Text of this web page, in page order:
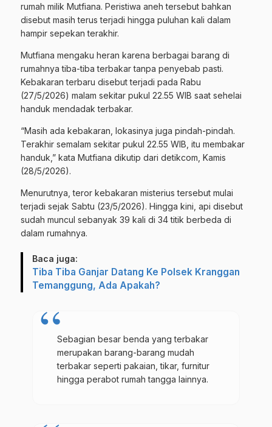
rumah milik Mutfiana. Peristiwa aneh tersebut bahkan
disebut masih terus terjadi hingga puluhan kali dalam
hampir sepekan terakhir.
Mutfiana mengaku heran karena berbagai barang di
rumahnya tiba-tiba terbakar tanpa penyebab pasti.
Kebakaran terbaru disebut terjadi pada Rabu
(27/5/2026) malam sekitar pukul 22.55 WIB saat sehelai
handuk mendadak terbakar.
“Masih ada kebakaran, lokasinya juga pindah-pindah.
Terakhir semalam sekitar pukul 22.55 WIB, itu membakar
handuk,” kata Mutfiana dikutip dari detikcom, Kamis
(28/5/2026).
Menurutnya, teror kebakaran misterius tersebut mulai
terjadi sejak Sabtu (23/5/2026). Hingga kini, api disebut
sudah muncul sebanyak 39 kali di 34 titik berbeda di
dalam rumahnya.
Baca juga:
Tiba Tiba Ganjar Datang Ke Polsek Kranggan
Temanggung, Ada Apakah?
Sebagian besar benda yang terbakar
merupakan barang-barang mudah
terbakar seperti pakaian, tikar, furnitur
hingga perabot rumah tangga lainnya.